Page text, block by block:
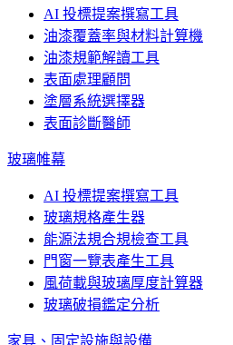
AI 投標提案撰寫工具
油漆覆蓋率與材料計算機
油漆規範解讀工具
表面處理顧問
塗層系統選擇器
表面診斷醫師
玻璃帷幕
AI 投標提案撰寫工具
玻璃規格產生器
能源法規合規檢查工具
門窗一覽表產生工具
風荷載與玻璃厚度計算器
玻璃破損鑑定分析
家具、固定設施與設備